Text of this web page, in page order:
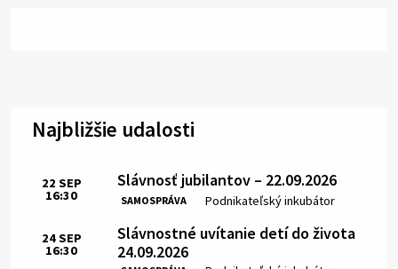
Najbližšie udalosti
Slávnosť jubilantov – 22.09.2026
SAMOSPRÁVA Miesto:
Podnikateľský inkubátor
Čas:
22 SEP
16:30
Slávnostné uvítanie detí do života
24.09.2026
Čas:
24SEP
16:30